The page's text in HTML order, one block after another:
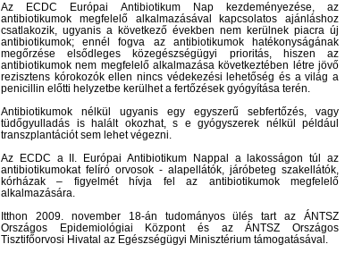
Az ECDC Európai Antibiotikum Nap kezdeményezése, az
antibiotikumok megfelelő alkalmazásával kapcsolatos ajánláshoz
csatlakozik, ugyanis a következő években nem kerülnek piacra új
antibiotikumok; ennél fogva az antibiotikumok hatékonyságának
megőrzése elsődleges közegészségügyi prioritás, hiszen az
antibiotikumok nem megfelelő alkalmazása következtében létre jövő
rezisztens kórokozók ellen nincs védekezési lehetőség és a világ a
penicillin előtti helyzetbe kerülhet a fertőzések gyógyítása terén.
Antibiotikumok nélkül ugyanis egy egyszerű sebfertőzés, vagy
tüdőgyulladás is halált okozhat, s e gyógyszerek nélkül például
transzplantációt sem lehet végezni.
Az ECDC a II. Európai Antibiotikum Nappal a lakosságon túl az
antibiotikumokat felíró orvosok - alapellátók, járóbeteg szakellátók,
kórházak – figyelmét hívja fel az antibiotikumok megfelelő
alkalmazására.
Itthon 2009. november 18-án tudományos ülés tart az ÁNTSZ
Országos Epidemiológiai Központ és az ÁNTSZ Országos
Tisztifőorvosi Hivatal az Egészségügyi Minisztérium támogatásával.